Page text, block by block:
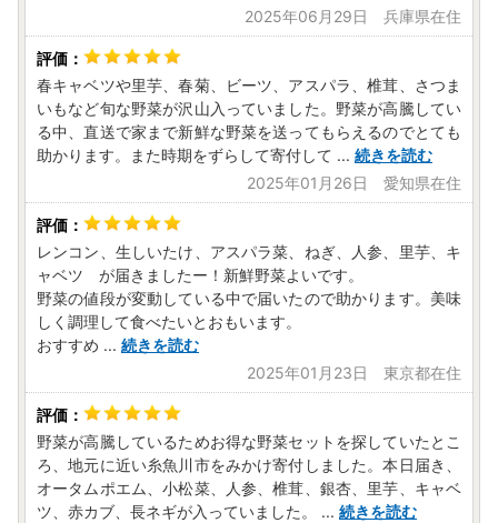
2025年06月29日 兵庫県在住
春キャベツや里芋、春菊、ビーツ、アスパラ、椎茸、さつま
いもなど旬な野菜が沢山入っていました。野菜が高騰してい
る中、直送で家まで新鮮な野菜を送ってもらえるのでとても
助かります。また時期をずらして寄付して ... 続きを読む
2025年01月26日 愛知県在住
レンコン、生しいたけ、アスパラ菜、ねぎ、人参、里芋、キ
ャベツ が届きましたー！新鮮野菜よいです。
野菜の値段が変動している中で届いたので助かります。美味
しく調理して食べたいとおもいます。
おすすめ ... 続きを読む
2025年01月23日 東京都在住
野菜が高騰しているためお得な野菜セットを探していたとこ
ろ、地元に近い糸魚川市をみかけ寄付しました。本日届き、
オータムポエム、小松菜、人参、椎茸、銀杏、里芋、キャベ
ツ、赤カブ、長ネギが入っていました。 ... 続きを読む